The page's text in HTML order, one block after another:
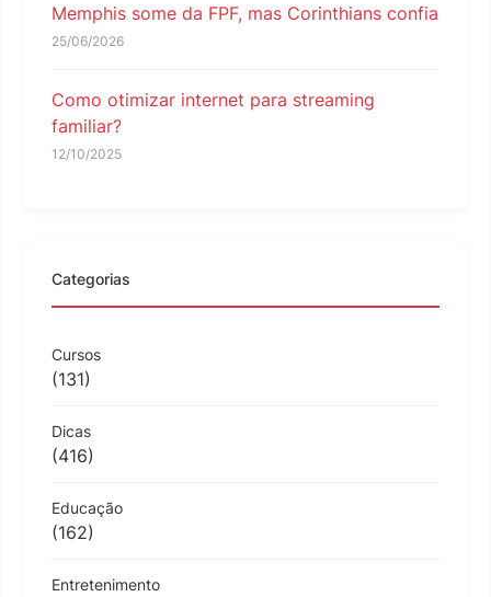
Memphis some da FPF, mas Corinthians confia
25/06/2026
Como otimizar internet para streaming
familiar?
12/10/2025
Categorias
Cursos
(131)
Dicas
(416)
Educação
(162)
Entretenimento